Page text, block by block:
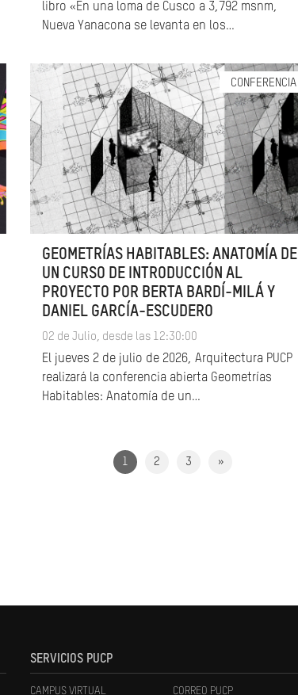
libro «En una loma de Cusco a 3,792 msnm,
Nueva Yanacona se levanta en los…
CONFERENCIA
GEOMETRÍAS HABITABLES: ANATOMÍA DE
UN CURSO DE INTRODUCCIÓN AL
PROYECTO POR BERTA BARDÍ-MILÁ Y
DANIEL GARCÍA-ESCUDERO
02 de Julio, desde las 12:30:00
El jueves 2 de julio de 2026, Arquitectura PUCP
realizará la conferencia abierta Geometrías
Habitables: Anatomía de un…
1 2 3 »
SERVICIOS PUCP
CAMPUS VIRTUAL CORREO PUCP